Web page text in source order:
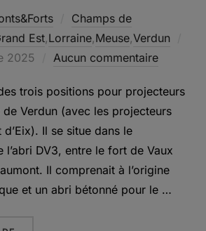
Champs de
Est,Lorraine,Meuse,Verdun
2025 Aucun commentaire
des trois positions pour projecteurs
Verdun (avec les projecteurs
Il se situe dans le
l’abri DV3, entre le fort de Vaux
Il comprenait à l’origine
et un abri bétonné pour le …